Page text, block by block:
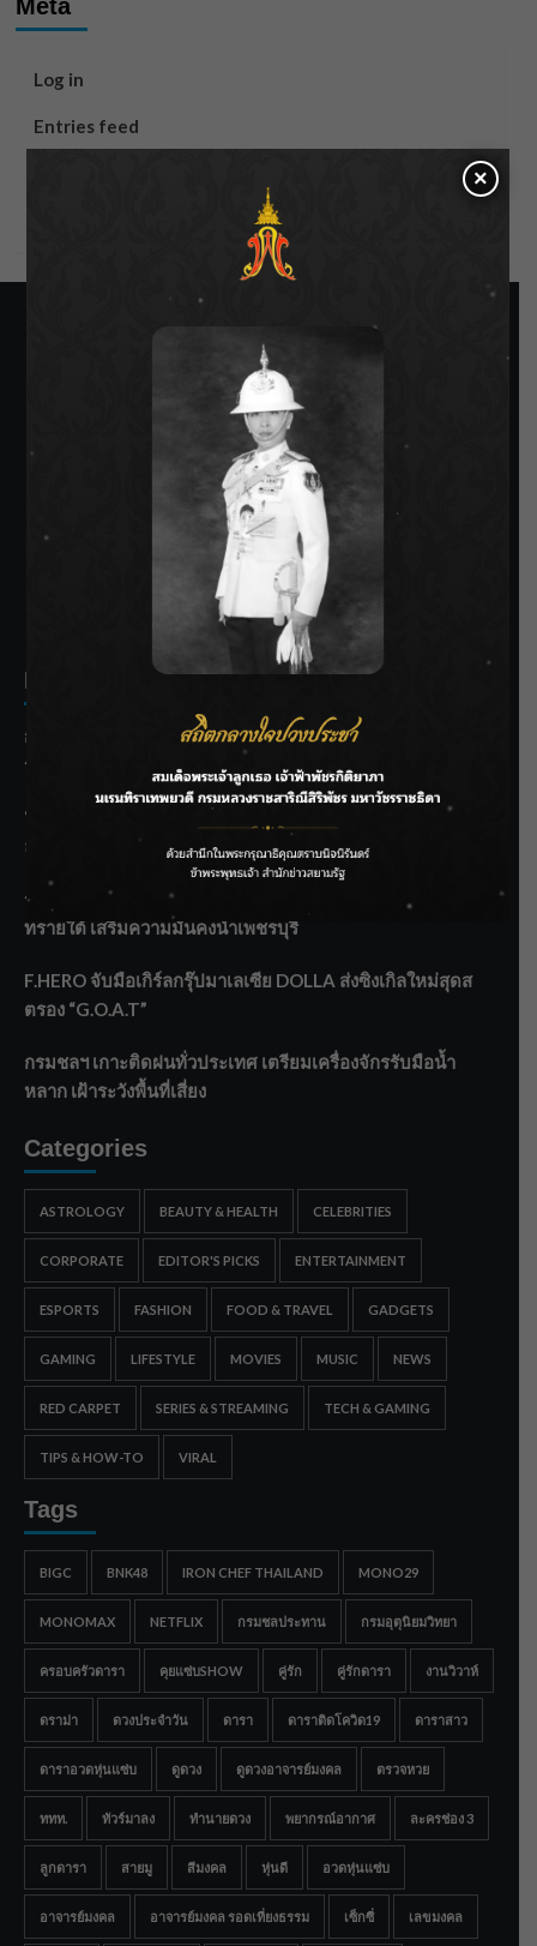
Meta
Log in
Entries feed
SIAMRATH VARIETY
THE BEST ENTERTAINMENT
Recent Posts
กรมชลฯ รับฟังประชาชน ติดตามแก้ปัญหาโครงการประตู
ระบายน้ำศรีสองรักฯ
‘แมน การิน’ แชร์ความเชื่อชวนคิด! “อยากกินอะไรหลังจาก
ลาโลกนี้ ให้ใส่บาตรสิ่งนั้นไว้ตอนยังมีชีวิต”
ราชเลขานุการในพระองค์ฯ ติดตามโครงการหุบกะพง–ห้วย
ทรายใต้ เสริมความมั่นคงน้ำเพชรบุรี
F.HERO จับมือเกิร์ลกรุ๊ปมาเลเซีย DOLLA ส่งซิงเกิลใหม่สุดส
ตรอง “G.O.A.T”
กรมชลฯ เกาะติดฝนทั่วประเทศ เตรียมเครื่องจักรรับมือน้ำ
หลาก เฝ้าระวังพื้นที่เสี่ยง
Categories
ASTROLOGY BEAUTY & HEALTH CELEBRITIES
CORPORATE EDITOR'S PICKS ENTERTAINMENT
ESPORTS FASHION FOOD & TRAVEL GADGETS
GAMING LIFESTYLE MOVIES MUSIC NEWS
RED CARPET SERIES & STREAMING TECH & GAMING
TIPS & HOW-TO VIRAL
Tags
BIGC BNK48 IRON CHEF THAILAND MONO29
MONOMAX NETFLIX กรมชลประทาน กรมอุตุนิยมวิทยา
ครอบครัวดารา คุยแซ่บSHOW คู่รัก คู่รักดารา งานวิวาห์
ดราม่า ดวงประจำวัน ดารา ดาราติดโควิด19 ดาราสาว
ดาราอวดหุ่นแซ่บ ดูดวง ดูดวงอาจารย์มงคล ตรวจหวย
ททท. ทัวร์มาลง ทำนายดวง พยากรณ์อากาศ ละครช่อง 3
ลูกดารา สายมู สีมงคล หุ่นดี อวดหุ่นแซ่บ
อาจารย์มงคล อาจารย์มงคล รอดเที่ยงธรรม เซ็กซี่ เลขมงคล
×